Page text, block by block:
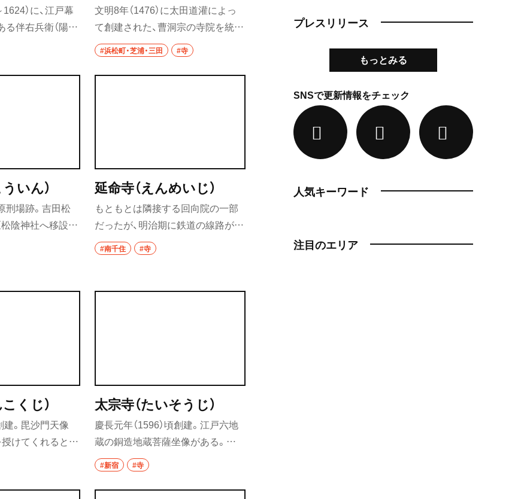
日本酒
焼酎
地酒
ウイスキー
ホッピー
とんかつ
和食
焼き鳥
）に、江戸幕
伴右兵衛（陽泉
って開基。現
ホテル、高層ビ
でいる。
文明8年（1476）に太田道灌によっ
て創建された、曹洞宗の寺院を統括
した江戸三箇寺（さんかじ）の一
つ。慶長5年（1600）に江戸城拡張の
ため、現在地に移された。
#浜松町・芝浦・三田 #寺
いん）
刑場跡。吉田松
陰神社へ移設）
る。明和8年
杉田玄白や前野
新書』を完成さ
延命寺（えんめいじ）
もともとは隣接する回向院の一部
だったが、明治期に鉄道の線路が敷
かれ、境内が分断。1982年に分院独
立した。高さ4ｍの首切り地蔵は、
蔵尊と呼ばれてる。
#南千住 #寺
くじ）
建。毘沙門天像
けてくれると信
月初寅と二の寅
の日。7月中旬〜
が立ち、阿波踊
太宗寺（たいそうじ）
慶長元年（1596）頃創建。江戸六地
蔵の銅造地蔵菩薩坐像がある。閻
魔堂には「内藤新宿の閻魔さん」と
呼ばれた閻魔像や、奪衣婆像を安
置。閻魔堂は毎年1月と7月の15・16
#新宿 #寺
プレスリリース
もっとみる
SNSで更新情報をチェック
人気キーワード
注目のエリア